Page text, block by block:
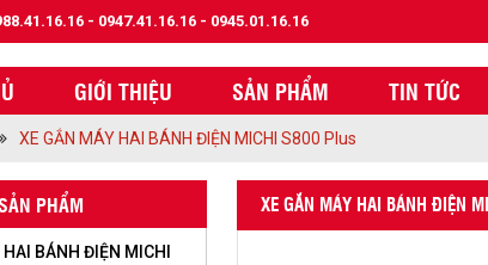
- 0947.41.16.16 - 0945.01.16.16
GIỚI THIỆU SẢN PHẨM TIN TỨC
XE GẮN MÁY HAI BÁNH ĐIỆN MICHI S800 Plus
PHẨM
BÁNH ĐIỆN MICHI
XE GẮN MÁY HAI BÁNH ĐIỆN